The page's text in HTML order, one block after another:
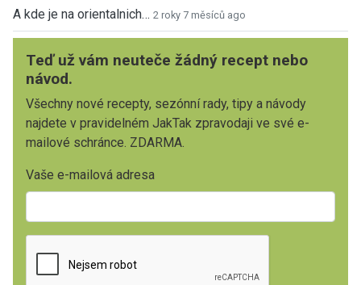
A kde je na orientalnich… 2 roky 7 měsíců ago
Teď už vám neuteče žádný recept nebo
návod.
Všechny nové recepty, sezónní rady, tipy a návody
najdete v pravidelném JakTak zpravodaji ve své e-
mailové schránce. ZDARMA.
Vaše e-mailová adresa